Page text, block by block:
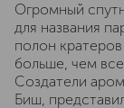
Огромный
для названия
полон
больше, чем
Создатели
Биш,